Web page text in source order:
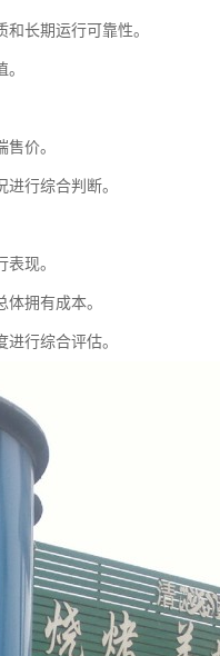
长期运行可靠性。
价。
行综合判断。
现。
拥有成本。
行综合评估。